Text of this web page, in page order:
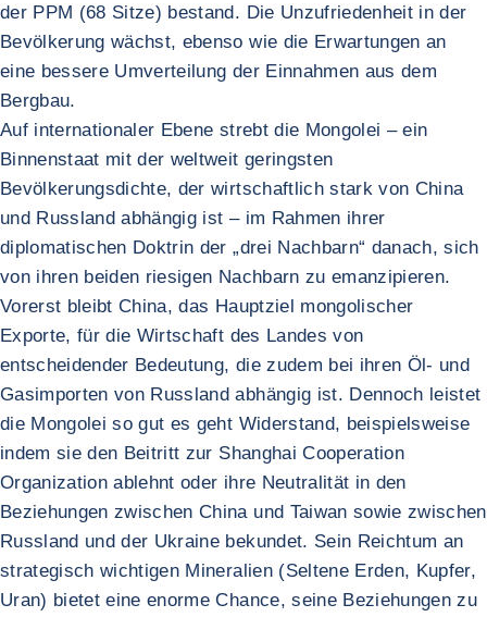
der PPM (68 Sitze) bestand. Die Unzufriedenheit in der
Bevölkerung wächst, ebenso wie die Erwartungen an
eine bessere Umverteilung der Einnahmen aus dem
Bergbau.
Auf internationaler Ebene strebt die Mongolei – ein
Binnenstaat mit der weltweit geringsten
Bevölkerungsdichte, der wirtschaftlich stark von China
und Russland abhängig ist – im Rahmen ihrer
diplomatischen Doktrin der „drei Nachbarn“ danach, sich
von ihren beiden riesigen Nachbarn zu emanzipieren.
Vorerst bleibt China, das Hauptziel mongolischer
Exporte, für die Wirtschaft des Landes von
entscheidender Bedeutung, die zudem bei ihren Öl- und
Gasimporten von Russland abhängig ist. Dennoch leistet
die Mongolei so gut es geht Widerstand, beispielsweise
indem sie den Beitritt zur Shanghai Cooperation
Organization ablehnt oder ihre Neutralität in den
Beziehungen zwischen China und Taiwan sowie zwischen
Russland und der Ukraine bekundet. Sein Reichtum an
strategisch wichtigen Mineralien (Seltene Erden, Kupfer,
Uran) bietet eine enorme Chance, seine Beziehungen zu